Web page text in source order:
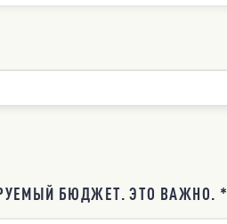
БЮДЖЕТ. ЭТО ВАЖНО. *